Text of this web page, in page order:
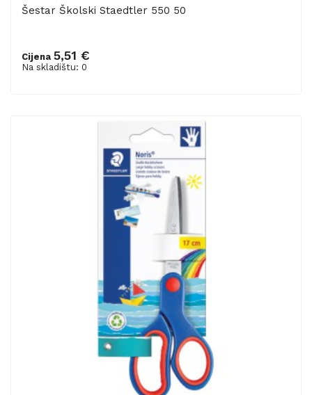
Šestar Školski Staedtler 550 50
Cijena 5,51 €
Na skladištu: 0